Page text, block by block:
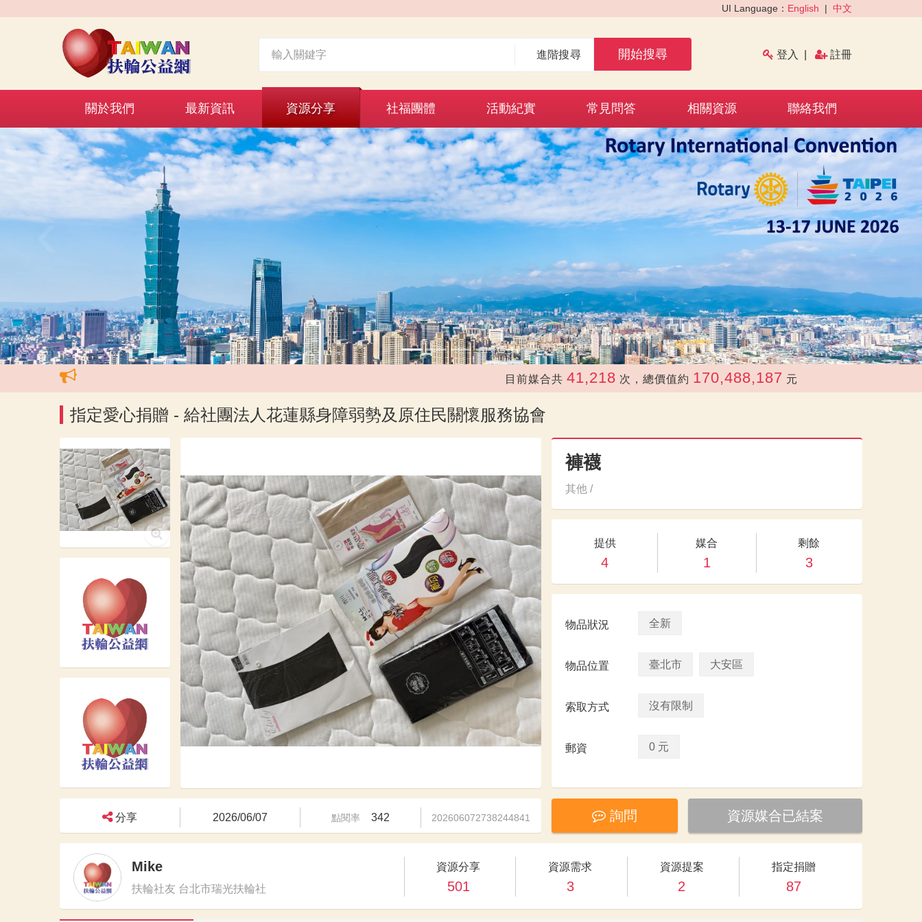
UI Language： English | 中文
進階搜尋 開始搜尋 登入 註冊
關於我們 最新資訊 資源分享 社福團體 活動紀實 常見問答 相關資源 聯絡我們
‹ ›
目前媒合共 41,218 次，總價值約 170,488,187 元
指定愛心捐贈 - 給社團法人花蓮縣身障弱勢及原住民關懷服務協會
褲襪
其他 /
提供
4
媒合
1
剩餘
3
物品狀況 全新
物品位置 臺北市 大安區
索取方式 沒有限制
郵資 0 元
分享 2026/06/07 點閱率 342 202606072738244841 詢問 資源媒合已結案
Mike
扶輪社友 台北市瑞光扶輪社
資源分享
501
資源需求
3
資源提案
2
指定捐贈
87